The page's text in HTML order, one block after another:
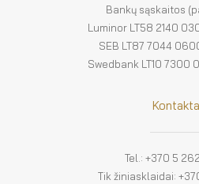
EN
DE
Bankų sąskaitos
Luminor LT58 2140
SEB LT87 7044
Swedbank LT10 7300
Tel.: +370 5
Tik žiniasklaidai: